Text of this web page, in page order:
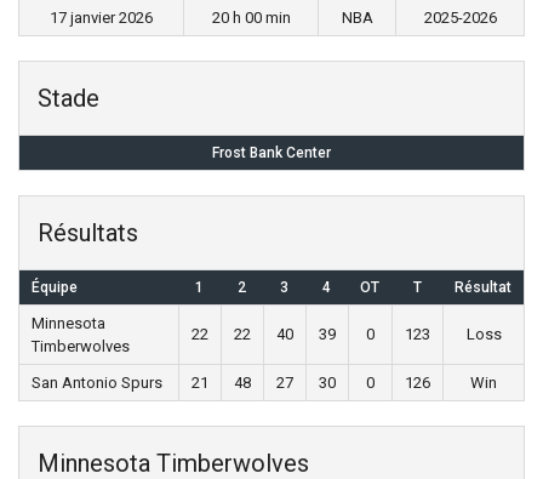
17 janvier 2026 20 h 00 min NBA 2025-2026
Stade
Frost Bank Center
Résultats
Équipe 1 2 3 4 OT T Résultat
Minnesota
Timberwolves
22 22 40 39 0 123 Loss
San Antonio Spurs 21 48 27 30 0 126 Win
Minnesota Timberwolves